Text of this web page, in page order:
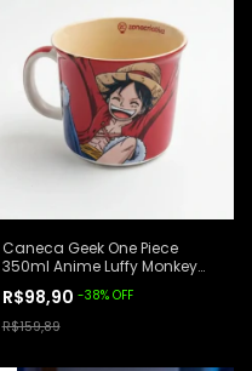
Caneca Geek One Piece
350ml Anime Luffy Monkey
R$98,90 -38% OFF
R$159,89